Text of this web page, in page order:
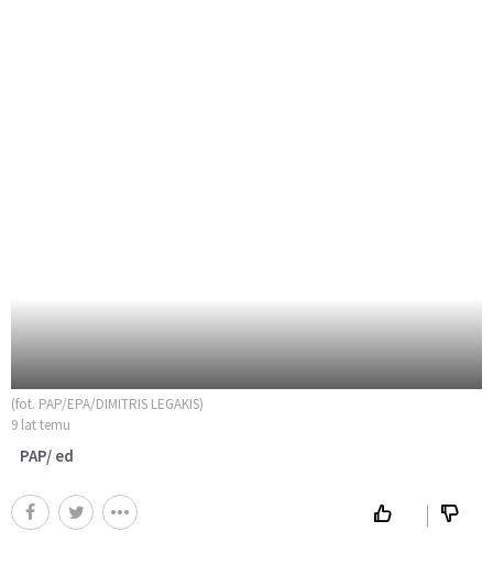
(fot. PAP/EPA/DIMITRIS LEGAKIS)
9 lat temu
PAP/ ed